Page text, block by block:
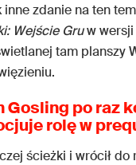
zdanie na ten
Wejście Gruw
tam planszy
Gosling po raz
rolę w
ścieżki i wrócił